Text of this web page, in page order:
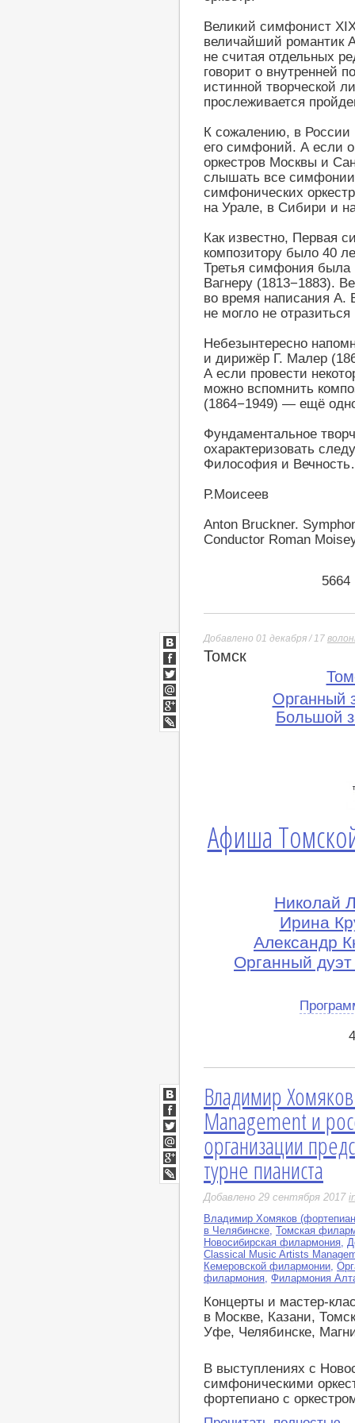
Великий симфонист
величайший романтик
не считая отдельных
говорит о внутренней
истинной творческой
прослеживается
К сожалению, в России
его симфоний. А если
оркестров Москвы и
слышать все симфонии
симфонических
на Урале, в Сибири и
Как известно, Первая
композитору было 40
Третья симфония была
Вагнеру (1813−1883).
во время написания
не могло не
Небезынтересно
и дирижёр Г. Малер
А если провести
можно вспомнить
(1864−1949) — ещё
Фундаментальное
охарактеризовать
Философия и
Р.Моисеев
Anton Bruckner.
Conductor Roman
Добавлено 01 декабря / 17
Томск
Органный
Большой
Афиша
Николай
Ирина
Александр
Органный
ВКонтакте
Facebook
Twitter
Мой
Мир
Google+
lj
Владимир
Management и
организации
турне пианиста
Добавлено 29 сентября 2017
Владимир Хомяков
в Челябинске, Томская
Новосибирская филармония,
Classical Music Artists
Кемеровской филармонии,
филармония, Филармония
Концерты и мастер-
в Москве, Казани,
Уфе, Челябинске,
В выступлениях с
симфоническими
фортепиано с
ВКонтакте
Facebook
Twitter
Мой
Мир
Google+
LiveJournal